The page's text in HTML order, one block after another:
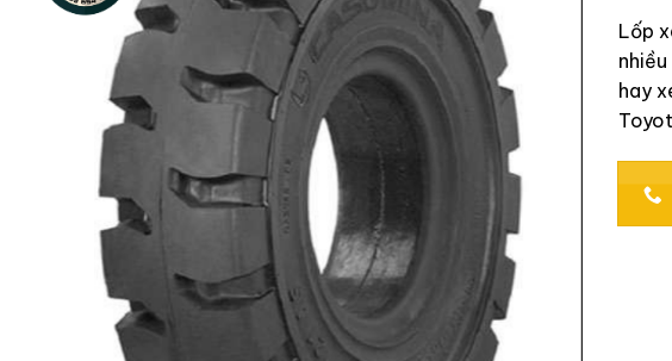
Lốp
hay